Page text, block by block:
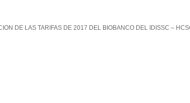
DE LAS TARIFAS DE 2017 DEL BIOBANCO DEL IDISSC –